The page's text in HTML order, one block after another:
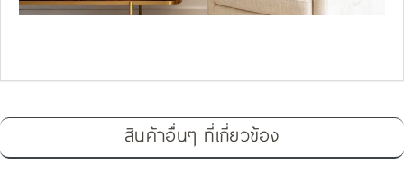
สินค้าอื่นๆ ที่เกี่ยวข้อง